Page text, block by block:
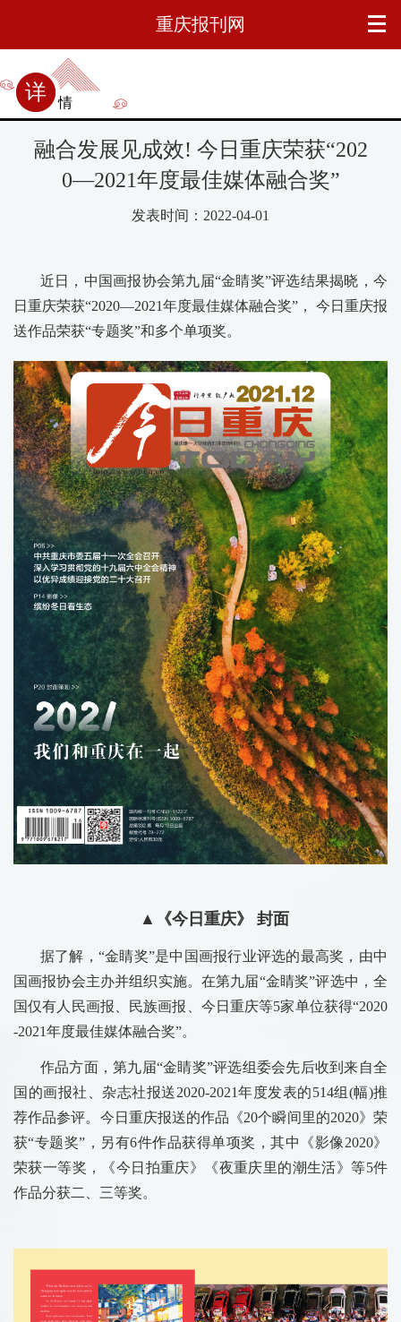
重庆报刊网
详情
融合发展见成效! 今日重庆荣获“202
0—2021年度最佳媒体融合奖”
发表时间：2022-04-01
近日，中国画报协会第九届“金睛奖”评选结果揭晓，今
日重庆荣获“2020—2021年度最佳媒体融合奖”， 今日重庆报
送作品荣获“专题奖”和多个单项奖。
▲《今日重庆》 封面
据了解，“金睛奖”是中国画报行业评选的最高奖，由中
国画报协会主办并组织实施。在第九届“金睛奖”评选中，全
国仅有人民画报、民族画报、今日重庆等5家单位获得“2020
-2021年度最佳媒体融合奖”。
作品方面，第九届“金睛奖”评选组委会先后收到来自全
国的画报社、杂志社报送2020-2021年度发表的514组(幅)推
荐作品参评。今日重庆报送的作品《20个瞬间里的2020》荣
获“专题奖”，另有6件作品获得单项奖，其中《影像2020》
荣获一等奖，《今日拍重庆》《夜重庆里的潮生活》等5件
作品分获二、三等奖。